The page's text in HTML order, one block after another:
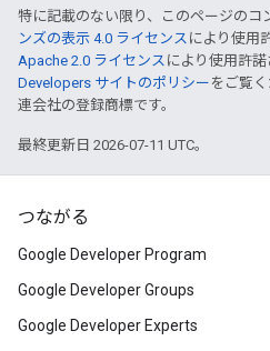
特に記載のない限り、このページのコ
ンズの表示 4.0 ライセンス により使用
Apache 2.0 ライセンス により使用許諾
Developers サイトのポリシー をご覧
連会社の登録商標です。
最終更新日 2026-07-11 UTC。
つながる
Google Developer Program
Google Developer Groups
Google Developer Experts